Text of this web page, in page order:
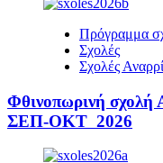
Πρόγραμμα
Σχολές
Σχολές
Φθινοπωρινή σχολή
ΣΕΠ-ΟΚΤ 2026